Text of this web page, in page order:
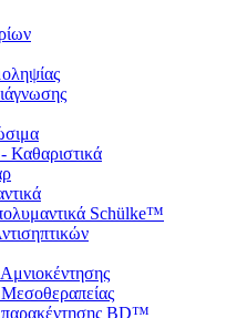
Καθαριστικά
Schülke™
παρακέντησης BD™